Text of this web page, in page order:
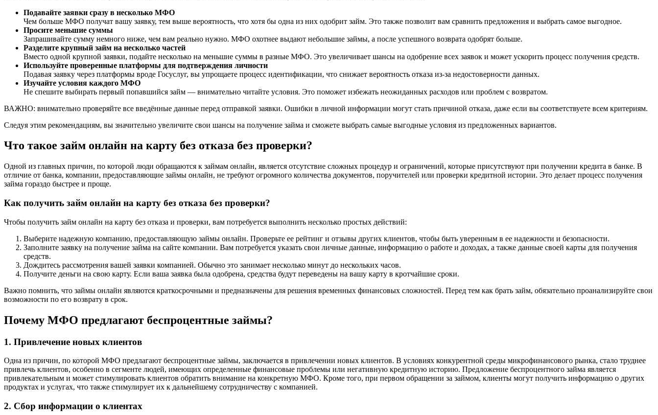
Подавайте заявки сразу в несколько МФО
Чем больше МФО получат вашу заявку, тем выше вероятность, что хотя бы одна из них одобрит займ. Это также позволит вам сравнить предложения и выбрать самое выгодное.
Просите меньшие суммы
Запрашивайте сумму немного ниже, чем вам реально нужно. МФО охотнее выдают небольшие займы, а после успешного возврата одобрят больше.
Разделите крупный займ на несколько частей
Вместо одной крупной заявки, подайте несколько на меньшие суммы в разные МФО. Это увеличивает шансы на одобрение всех заявок и может ускорить процесс получения средств.
Используйте проверенные платформы для подтверждения личности
Подавая заявку через платформы вроде Госуслуг, вы упрощаете процесс идентификации, что снижает вероятность отказа из-за недостоверности данных.
Изучайте условия каждого МФО
Не спешите выбирать первый попавшийся займ — внимательно читайте условия. Это поможет избежать неожиданных расходов или проблем с возвратом.
ВАЖНО: внимательно проверяйте все введённые данные перед отправкой заявки. Ошибки в личной информации могут стать причиной отказа, даже если вы соответствуете всем критериям.
Следуя этим рекомендациям, вы значительно увеличите свои шансы на получение займа и сможете выбрать самые выгодные условия из предложенных вариантов.
Что такое займ онлайн на карту без отказа без проверки?
Одной из главных причин, по которой люди обращаются к займам онлайн, является отсутствие сложных процедур и ограничений, которые присутствуют при получении кредита в банке. В
отличие от банка, компании, предоставляющие займы онлайн, не требуют огромного количества документов, поручителей или проверки кредитной истории. Это делает процесс получения
займа гораздо быстрее и проще.
Как получить займ онлайн на карту без отказа без проверки?
Чтобы получить займ онлайн на карту без отказа и проверки, вам потребуется выполнить несколько простых действий:
Выберите надежную компанию, предоставляющую займы онлайн. Проверьте ее рейтинг и отзывы других клиентов, чтобы быть уверенным в ее надежности и безопасности.
Заполните заявку на получение займа на сайте компании. Вам потребуется указать свои личные данные, информацию о работе и доходах, а также данные своей карты для получения
средств.
Дождитесь рассмотрения вашей заявки компанией. Обычно это занимает несколько минут до нескольких часов.
Получите деньги на свою карту. Если ваша заявка была одобрена, средства будут переведены на вашу карту в кротчайшие сроки.
Важно помнить, что займы онлайн являются краткосрочными и предназначены для решения временных финансовых сложностей. Перед тем как брать займ, обязательно проанализируйте свои
возможности по его возврату в срок.
Почему МФО предлагают беспроцентные займы?
1. Привлечение новых клиентов
Одна из причин, по которой МФО предлагают беспроцентные займы, заключается в привлечении новых клиентов. В условиях конкурентной среды микрофинансового рынка, стало труднее
привлечь клиентов, особенно в сегменте людей, имеющих определенные финансовые проблемы или негативную кредитную историю. Предложение беспроцентного займа является
привлекательным и может стимулировать клиентов обратить внимание на конкретную МФО. Кроме того, при первом обращении за займом, клиенты могут получить информацию о других
продуктах и услугах, что также стимулирует их к дальнейшему сотрудничеству с компанией.
2. Сбор информации о клиентах